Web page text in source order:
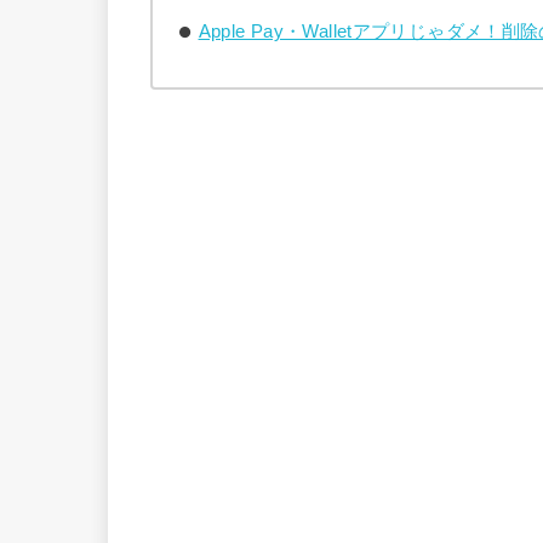
Apple Pay・Walletアプリじゃダメ！削